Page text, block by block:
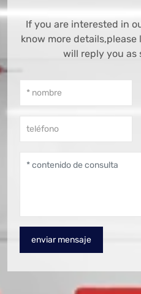
If you are interested in
know more details,please
will reply you as
enviar mensaje